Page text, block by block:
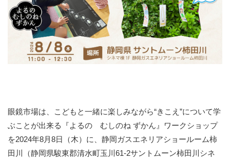
眼鏡市場は、こどもと一緒に楽しみながら“きこえ”について学
ぶことが出来る『よるの むしのね ずかん』ワークショップ
を2024年8月8日（木）に、静岡ガスエネリアショールーム柿
田川（静岡県駿東郡清水町玉川61-2サントムーン柿田川シネ